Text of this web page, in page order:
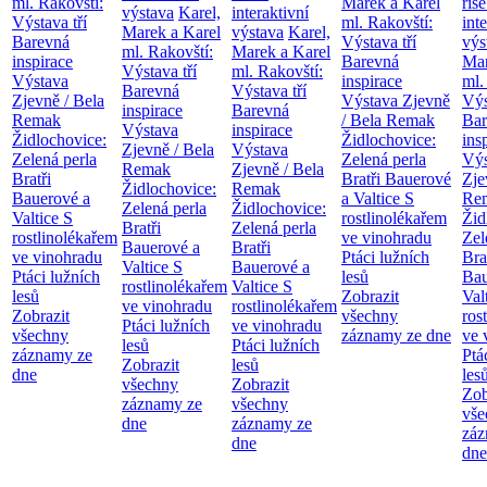
Výstava tří
Barevná
inspirace
Výstava
Zjevně / Bela
Remak
Židlochovice:
Zelená perla
Bratři
Bauerové a
Valtice S
rostlinolékařem
ve vinohradu
Ptáci lužních
lesů
Zobrazit
všechny
záznamy ze
dne
výstava Karel,
Marek a Karel
ml. Rakovští:
Výstava tří
Barevná
inspirace
Výstava
Zjevně / Bela
Remak
Židlochovice:
Zelená perla
Bratři
Bauerové a
Valtice S
rostlinolékařem
ve vinohradu
Ptáci lužních
lesů
Zobrazit
všechny
záznamy ze
dne
interaktivní
výstava Karel,
Marek a Karel
ml. Rakovští:
Výstava tří
Barevná
inspirace
Výstava
Zjevně / Bela
Remak
Židlochovice:
Zelená perla
Bratři
Bauerové a
Valtice S
rostlinolékařem
ve vinohradu
Ptáci lužních
lesů
Zobrazit
všechny
záznamy ze
dne
ml. Rakovští:
Výstava tří
Barevná
inspirace
Výstava Zjevně
/ Bela Remak
Židlochovice:
Zelená perla
Bratři Bauerové
a Valtice S
rostlinolékařem
ve vinohradu
Ptáci lužních
lesů
Zobrazit
všechny
záznamy ze dne
ml.
ve
dne